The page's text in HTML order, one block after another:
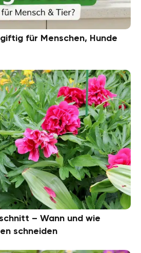
für Menschen, Hunde
– Wann und wie
schneiden